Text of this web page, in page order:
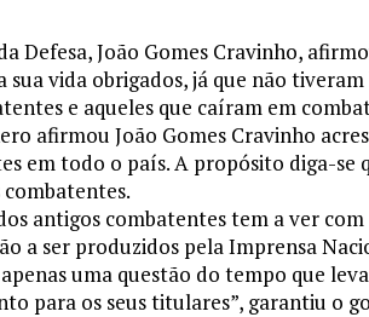
Defesa, João Gomes Cravinho,
sua vida obrigados, já que não
e aqueles que caíram em
afirmou João Gomes Cravinho
em todo o país. A propósito diga-se
antigos combatentes tem a ver
a ser produzidos pela Imprensa
uma questão do tempo que
para os seus titulares”, garantiu o